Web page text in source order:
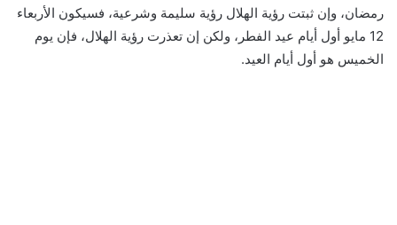
رمضان، وإن ثبتت رؤية الهلال رؤية سليمة وشرعية، فسيكون الأربعاء
12 مايو أول أيام عيد الفطر، ولكن إن تعذرت رؤية الهلال، فإن يوم
الخميس هو أول أيام العيد.